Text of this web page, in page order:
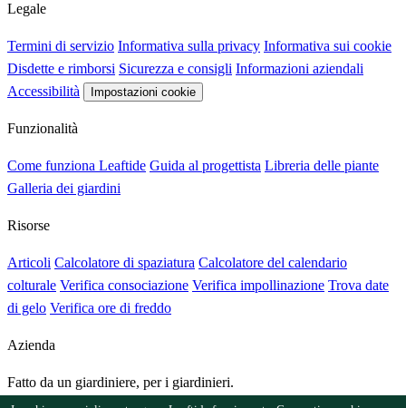
Legale
Termini di servizio Informativa sulla privacy Informativa sui cookie
Disdette e rimborsi Sicurezza e consigli Informazioni aziendali
Accessibilità
Impostazioni cookie
Funzionalità
Come funziona Leaftide Guida al progettista Libreria delle piante
Galleria dei giardini
Risorse
Articoli Calcolatore di spaziatura Calcolatore del calendario
colturale Verifica consociazione Verifica impollinazione Trova date
di gelo Verifica ore di freddo
Azienda
Fatto da un giardiniere, per i giardinieri.
Creato e gestito dal Regno Unito.